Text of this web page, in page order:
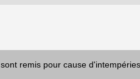
remis pour cause